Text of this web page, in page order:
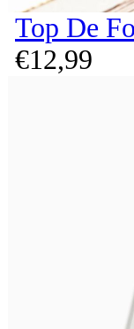
Top De
€12,99